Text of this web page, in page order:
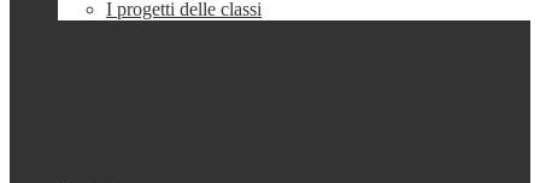
I progetti delle classi